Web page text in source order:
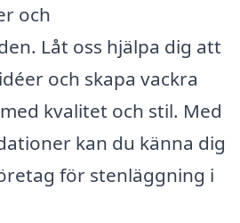
och
Låt oss hjälpa dig att
och skapa vackra
kvalitet och stil. Med
kan du känna dig
för stenläggning i